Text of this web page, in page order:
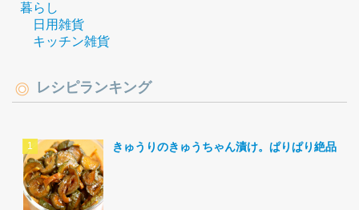
暮らし
日用雑貨
キッチン雑貨
レシピランキング
きゅうりのきゅうちゃん漬け。ぱりぱり絶品。